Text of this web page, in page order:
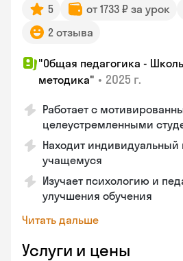
5 от 1733 ₽ за урок
2 отзыва
"Общая педагогика -
методика" • 2025 г.
Работает с
целеустремленными
Находит
учащемуся
Изучает психологию и
улучшения обучения
Читать дальше
Услуги и цены